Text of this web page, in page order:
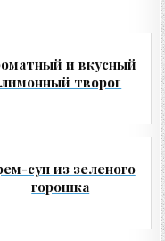
и вкусный
лимонный творог
суп из зеленого
горошка